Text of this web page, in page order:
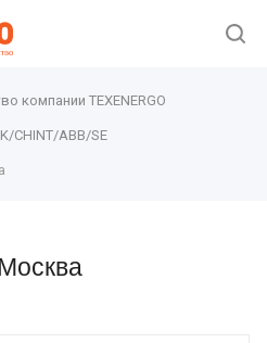
компании TEXENERGO
CHINT/ABB/SE